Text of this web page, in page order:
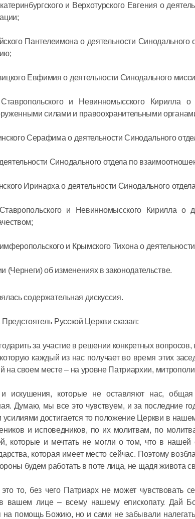
и Верхотурского Евгения о
Пантелеимона о деятельности Синодального
Евфимия о деятельности Синодального
и Невинномысского Кирилла о
силами и правоохранительными
Серафима о деятельности Синодального
Синодального отдела по
Иринарха о деятельности Синодального
и Невинномысского Кирилла о
и Крымского Тихона о
(Чернеги) об изменениях в законодательстве.
содержательная дискуссия.
Русской Церкви сказал:
за участие в решении конкретных
каждый из нас получает во время этих
своем месте – на уровне Патриархии,
искушения, которые не оставляют нас, общая
Думаю, мы все это чувствуем, и за последние
усилиями достигается то положение Церкви в
и исповедников, по их молитвам, по
которые и мечтать не могли о том, что в нашей
которая имеет место сейчас. Поэтому
будем работать в поте лица, не щадя живота
то, без чего Патриарх не может чувствовать
вашем лице – всему нашему епископату. Дай
на помощь Божию, но и сами не забывали